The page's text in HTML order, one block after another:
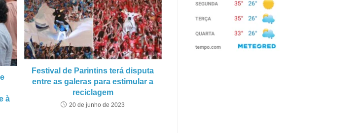
à
Festival de Parintins terá disputa
entre as galeras para estimular a
reciclagem
20 de junho de 2023